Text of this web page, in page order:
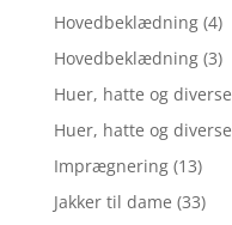
Hovedbeklædning (4)
Hovedbeklædning (3)
Huer, hatte og diverse
Huer, hatte og diverse
Imprægnering (13)
Jakker til dame (33)